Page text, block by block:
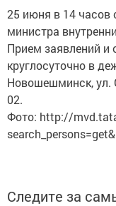
25 июня в 14 часов
министра
Прием заявлений и
круглосуточно в
Новошешминск, ул.
02.
Фото: http://
Следите за